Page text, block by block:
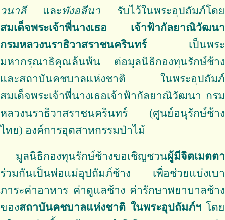
วนาลีและพังอลีนา รับไว้ในพระอุปถัมภ์โดย
สมเด็จพระเจ้าพี่นางเธอ เจ้าฟ้ากัลยาณิวัฒนา
กรมหลวงนราธิวาสราชนครินทร์เป็นพระ
มหากรุณาธิคุณล้นพ้น ต่อมูลนิธิกองทุนรักษ์ช้าง
และสถาบันคชบาลแห่งชาติ ในพระอุปถัมภ์
สมเด็จพระเจ้าพี่นางเธอเจ้าฟ้ากัลยาณิวัฒนา กรม
หลวงนราธิวาสราชนครินทร์ (ศูนย์อนุรักษ์ช้าง
ไทย) องค์การอุตสาหกรรมป่าไม้
มูลนิธิกองทุนรักษ์ช้างขอเชิญชวนผู้มีจิตเมตตา
ร่วมกันเป็นพ่อแม่อุปถัมภ์ช้าง เพื่อช่วยแบ่งเบา
ภาระค่าอาหาร ค่าดูแลช้าง ค่ารักษาพยาบาลช้าง
ของสถาบันคชบาลแห่งชาติ ในพระอุปถัมภ์ฯโดย